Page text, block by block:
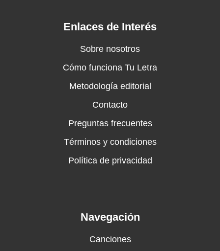
Enlaces de Interés
Sobre nosotros
Cómo funciona Tu Letra
Metodología editorial
Contacto
Preguntas frecuentes
Términos y condiciones
Política de privacidad
Navegación
Canciones